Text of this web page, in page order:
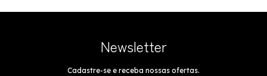
Newsletter
Cadastre-se e receba nossas ofertas.